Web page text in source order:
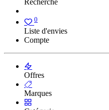
Recherche
0
Liste d'envies
Compte
Offres
Marques